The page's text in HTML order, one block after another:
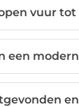
vuur
een